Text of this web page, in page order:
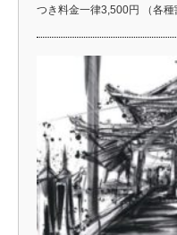
つき料金一律3,500円 （各